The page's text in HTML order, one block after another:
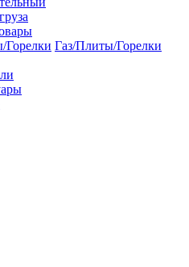
Газ/Плиты/Горелки